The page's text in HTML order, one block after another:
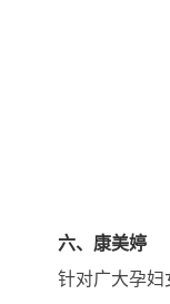
六、康美婷
针对广大孕妇